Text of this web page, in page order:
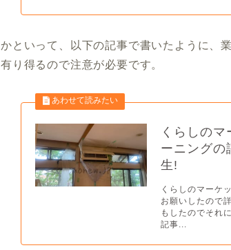
かといって、以下の記事で書いたように、
有り得るので注意が必要です。
くらしのマ
ーニングの
生!
くらしのマーケ
お願いしたので
もしたのでそれ
記事...